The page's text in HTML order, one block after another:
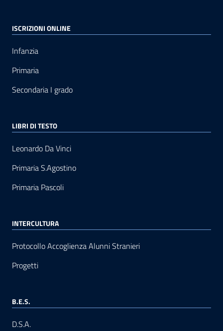
ISCRIZIONI ONLINE
Infanzia
Primaria
Secondaria I grado
LIBRI DI TESTO
Leonardo Da Vinci
Primaria S.Agostino
Primaria Pascoli
INTERCULTURA
Protocollo Accoglienza Alunni Stranieri
Progetti
B.E.S.
D.S.A.